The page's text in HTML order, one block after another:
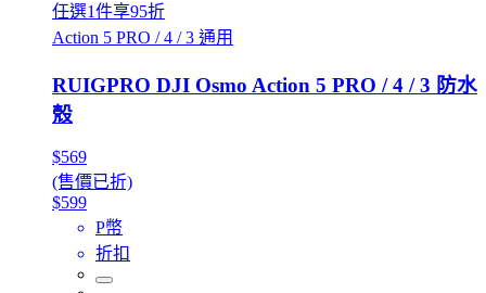
任選1件享95折
Action 5 PRO / 4 / 3 通用
RUIGPRO DJI Osmo Action 5 PRO / 4 / 3 防水
殼
$569
(售價已折)
$599
P幣
折扣